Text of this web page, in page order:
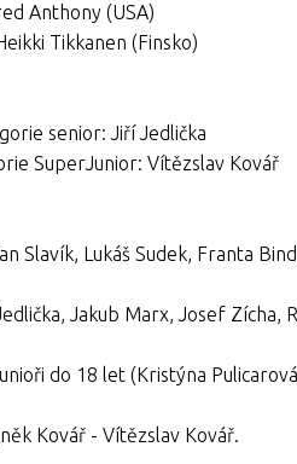
Anthony (USA)
Tikkanen (Finsko)
senior: Jiří Jedlička
SuperJunior: Vítězslav Kovář
Slavík, Lukáš Sudek, Franta
Jakub Marx, Josef Zícha,
do 18 let (Kristýna
Kovář - Vítězslav Kovář.